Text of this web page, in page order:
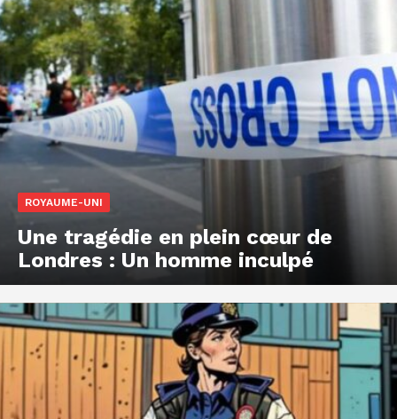
ROYAUME-UNI
Une tragédie en plein cœur de
Londres : Un homme inculpé